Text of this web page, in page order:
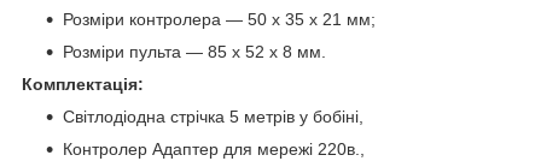
Розміри контролера — 50 x 35 x 21 мм;
Розміри пульта — 85 x 52 x 8 мм.
Комплектація:
Світлодіодна стрічка 5 метрів у бобіні,
Контролер Адаптер для мережі 220в.,